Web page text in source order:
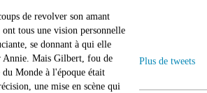
de revolver son amant
tous une vision personnelle
se donnant à qui elle
Annie. Mais Gilbert, fou de
Monde à l'époque était
une mise en scène qui
Plus de tweets